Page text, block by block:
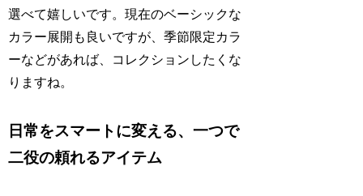
選べて嬉しいです。現在のベーシックな
カラー展開も良いですが、季節限定カラ
ーなどがあれば、コレクションしたくな
りますね。
日常をスマートに変える、一つで
二役の頼れるアイテム